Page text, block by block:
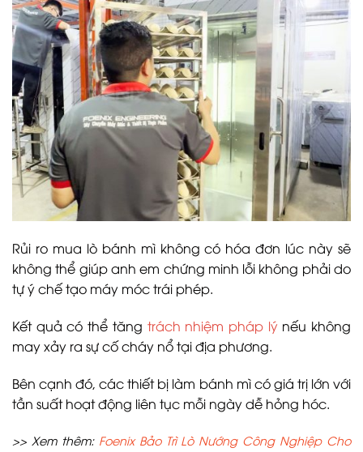
Rủi ro mua lò bánh mì không có hóa đơn lúc này sẽ
không thể giúp anh em chứng minh lỗi không phải do
tự ý chế tạo máy móc trái phép.
Kết quả có thể tăng trách nhiệm pháp lýnếu không
may xảy ra sự cố cháy nổ tại địa phương.
Bên cạnh đó, các thiết bị làm bánh mì có giá trị lớn với
tần suất hoạt động liên tục mỗi ngày dễ hỏng hóc.
>> Xem thêm: Foenix Bảo Trì Lò Nướng Công Nghiệp Cho